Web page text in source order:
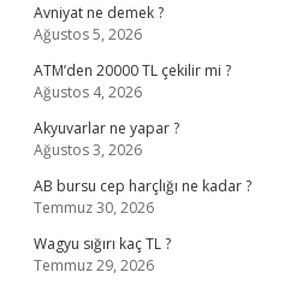
Avniyat ne demek ?
Ağustos 5, 2026
ATM’den 20000 TL çekilir mi ?
Ağustos 4, 2026
Akyuvarlar ne yapar ?
Ağustos 3, 2026
AB bursu cep harçlığı ne kadar ?
Temmuz 30, 2026
Wagyu sığırı kaç TL ?
Temmuz 29, 2026